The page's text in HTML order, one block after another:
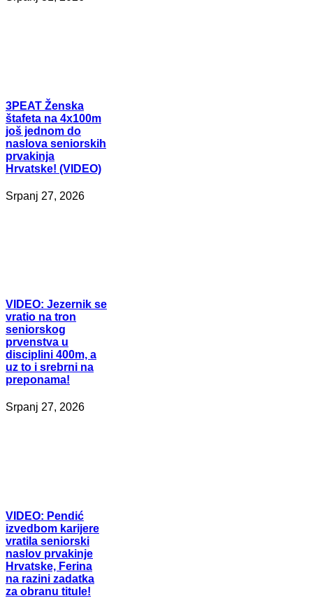
3PEAT Ženska
štafeta na 4x100m
još jednom do
naslova seniorskih
prvakinja
Hrvatske! (VIDEO)
Srpanj 27, 2026
VIDEO: Jezernik se
vratio na tron
seniorskog
prvenstva u
disciplini 400m, a
uz to i srebrni na
preponama!
Srpanj 27, 2026
VIDEO: Pendić
izvedbom karijere
vratila seniorski
naslov prvakinje
Hrvatske, Ferina
na razini zadatka
za obranu titule!